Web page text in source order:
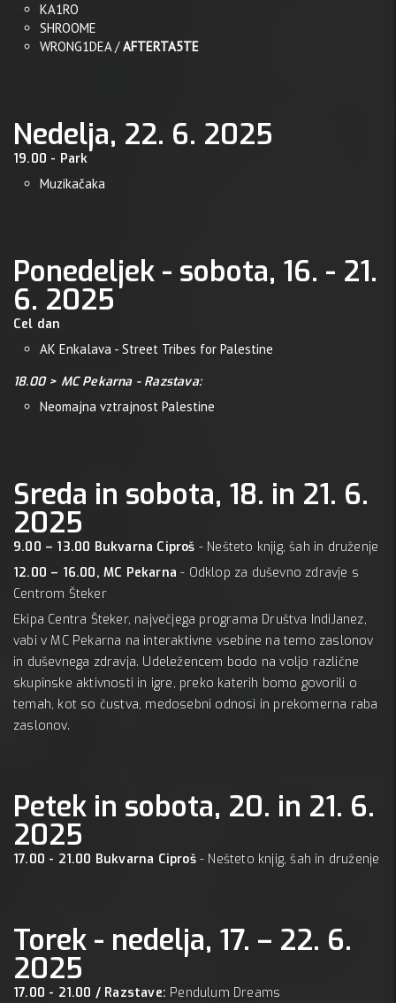
KA1RO
SHROOME
WRONG1DEA /AFTERTA5TE
Nedelja, 22. 6. 2025
19.00 - Park
Muzikačaka
Ponedeljek - sobota, 16. - 21.
6. 2025
Cel dan
AK Enkalava - Street Tribes for Palestine
18.00 > MC Pekarna - Razstava:
Neomajna vztrajnost Palestine
Sreda in sobota, 18. in 21. 6.
2025
9.00 – 13.00 Bukvarna Ciproš - Nešteto knjig, šah in druženje
12.00 – 16.00, MC Pekarna - Odklop za duševno zdravje s
Centrom Šteker
Ekipa Centra Šteker, največjega programa Društva IndiJanez,
vabi v MC Pekarna na interaktivne vsebine na temo zaslonov
in duševnega zdravja. Udeležencem bodo na voljo različne
skupinske aktivnosti in igre, preko katerih bomo govorili o
temah, kot so čustva, medosebni odnosi in prekomerna raba
zaslonov.
Petek in sobota, 20. in 21. 6.
2025
17.00 - 21.00 Bukvarna Ciproš- Nešteto knjig, šah in druženje
Torek - nedelja, 17. – 22. 6.
2025
17.00 - 21.00 / Razstave: Pendulum Dreams